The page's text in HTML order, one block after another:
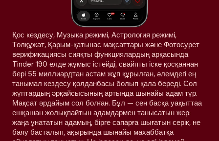
Қос кездесу, Музыка режимі, Астрология режимі,
Төлқұжат, Қарым-қатынас мақсаттары және Фотосурет
верификациясы сияқты функциялардың арқасында
Tinder 190 елде жұмыс істейді, свайпты іске қосқаннан
бері 55 миллиардтан астам жұп құрылған, әлемдегі ең
танымал кездесу қолданбасы болып қала береді. Сол
жұптардың әрқайсысының артында шынайы адам тұр.
Мақсат әрдайым сол болған. Бұл — сен басқа уақыттаа
ешқашан жолықпайтын адамдармен танысатын жер:
жаңа ұнататын адамың, бірге сапарға шығатын серік, не
баяу басталып, ақырында шынайы махаббатқа